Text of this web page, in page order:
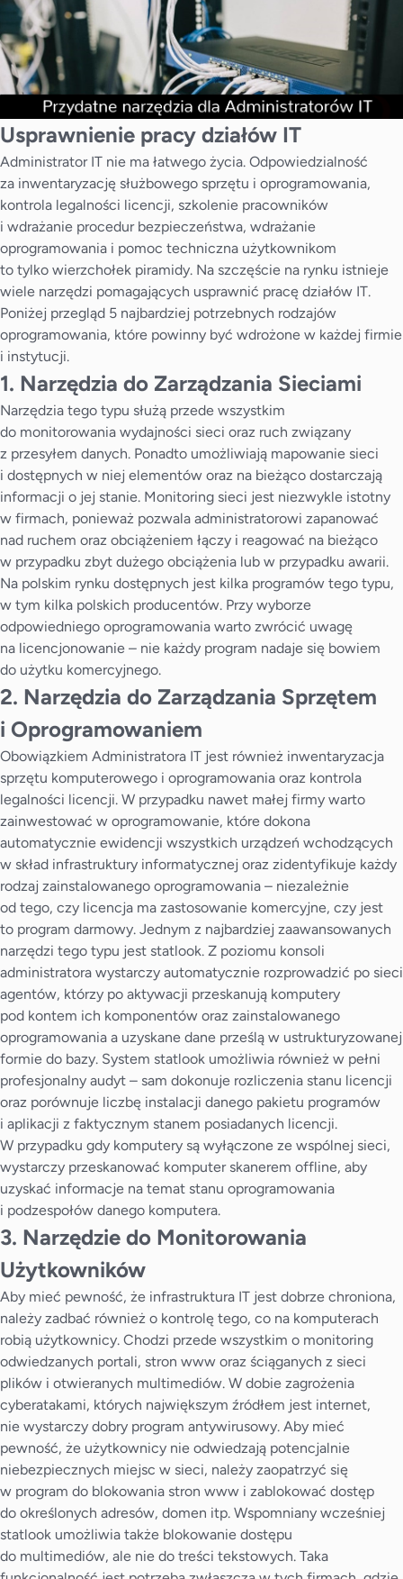
Usprawnienie pracy działów IT
Administrator IT nie ma łatwego życia. Odpowiedzialność
za inwentaryzację służbowego sprzętu i oprogramowania,
kontrola legalności licencji, szkolenie pracowników
i wdrażanie procedur bezpieczeństwa, wdrażanie
oprogramowania i pomoc techniczna użytkownikom
to tylko wierzchołek piramidy. Na szczęście na rynku istnieje
wiele narzędzi pomagających usprawnić pracę działów IT.
Poniżej przegląd 5 najbardziej potrzebnych rodzajów
oprogramowania, które powinny być wdrożone w każdej firmie
i instytucji.
1. Narzędzia do Zarządzania Sieciami
Narzędzia tego typu służą przede wszystkim
do monitorowania wydajności sieci oraz ruch związany
z przesyłem danych. Ponadto umożliwiają mapowanie sieci
i dostępnych w niej elementów oraz na bieżąco dostarczają
informacji o jej stanie. Monitoring sieci jest niezwykle istotny
w firmach, ponieważ pozwala administratorowi zapanować
nad ruchem oraz obciążeniem łączy i reagować na bieżąco
w przypadku zbyt dużego obciążenia lub w przypadku awarii.
Na polskim rynku dostępnych jest kilka programów tego typu,
w tym kilka polskich producentów. Przy wyborze
odpowiedniego oprogramowania warto zwrócić uwagę
na licencjonowanie – nie każdy program nadaje się bowiem
do użytku komercyjnego.
2. Narzędzia do Zarządzania Sprzętem
i Oprogramowaniem
Obowiązkiem Administratora IT jest również inwentaryzacja
sprzętu komputerowego i oprogramowania oraz kontrola
legalności licencji. W przypadku nawet małej firmy warto
zainwestować w oprogramowanie, które dokona
automatycznie ewidencji wszystkich urządzeń wchodzących
w skład infrastruktury informatycznej oraz zidentyfikuje każdy
rodzaj zainstalowanego oprogramowania – niezależnie
od tego, czy licencja ma zastosowanie komercyjne, czy jest
to program darmowy. Jednym z najbardziej zaawansowanych
narzędzi tego typu jest statlook. Z poziomu konsoli
administratora wystarczy automatycznie rozprowadzić po sieci
agentów, którzy po aktywacji przeskanują komputery
pod kontem ich komponentów oraz zainstalowanego
oprogramowania a uzyskane dane prześlą w ustrukturyzowanej
formie do bazy. System statlook umożliwia również w pełni
profesjonalny audyt – sam dokonuje rozliczenia stanu licencji
oraz porównuje liczbę instalacji danego pakietu programów
i aplikacji z faktycznym stanem posiadanych licencji.
W przypadku gdy komputery są wyłączone ze wspólnej sieci,
wystarczy przeskanować komputer skanerem offline, aby
uzyskać informacje na temat stanu oprogramowania
i podzespołów danego komputera.
3. Narzędzie do Monitorowania
Użytkowników
Aby mieć pewność, że infrastruktura IT jest dobrze chroniona,
należy zadbać również o kontrolę tego, co na komputerach
robią użytkownicy. Chodzi przede wszystkim o monitoring
odwiedzanych portali, stron www oraz ściąganych z sieci
plików i otwieranych multimediów. W dobie zagrożenia
cyberatakami, których największym źródłem jest internet,
nie wystarczy dobry program antywirusowy. Aby mieć
pewność, że użytkownicy nie odwiedzają potencjalnie
niebezpiecznych miejsc w sieci, należy zaopatrzyć się
w program do blokowania stron www i zablokować dostęp
do określonych adresów, domen itp. Wspomniany wcześniej
statlook umożliwia także blokowanie dostępu
do multimediów, ale nie do treści tekstowych. Taka